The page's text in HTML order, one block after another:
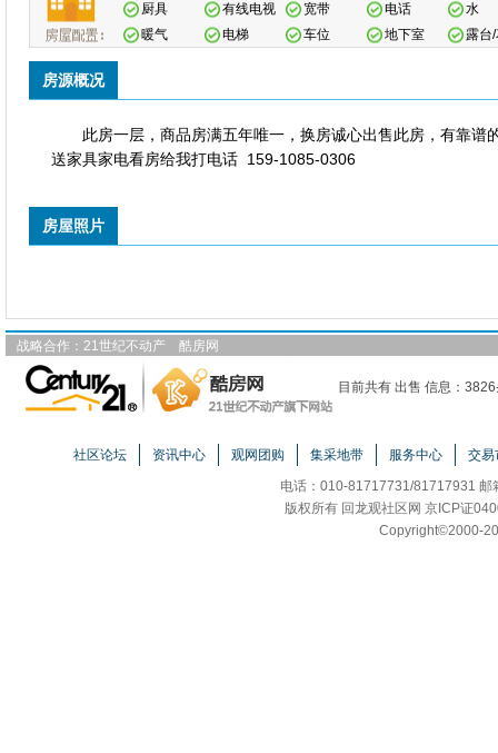
厨具
有线电视 宽带 电话
水
暖气
电梯 车位 地下室 露台
房源概况
此房一层，商品房满五年唯一，换房诚心出售此房，有靠谱
送家具家电看房给我打电话 159-1085-0306
房屋照片
战略合作： 21世纪不动产 酷房网
目前共有 出售 信息：
社区论坛 资讯中心 观网团购 集采地带 服务中心
交易
电话：010-81717731/81717931 邮
版权所有 回龙观社区网 京ICP证
Copyright©2000-